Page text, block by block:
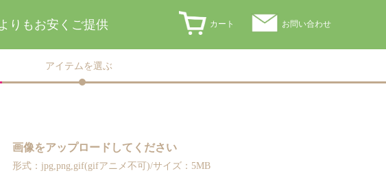
りもお安くご提供 カート お問い合わせ
アイテムを選ぶ
画像をアップロードしてください
形式：jpg,png,gif(gifアニメ不可)/サイズ：5MB